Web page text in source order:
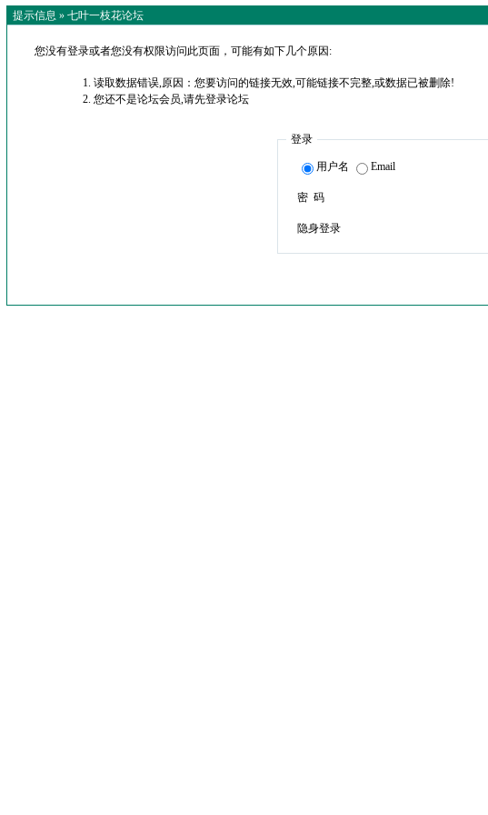
提示信息 » 七叶一枝花论坛
您没有登录或者您没有权限访问此页面，可能有如下几个原因:
读取数据错误,原因：您要访问的链接无效,可能链接不完整,或数据已被删除!
您还不是论坛会员,请先登录论坛
登录
用户名 Email
密 码
隐身登录